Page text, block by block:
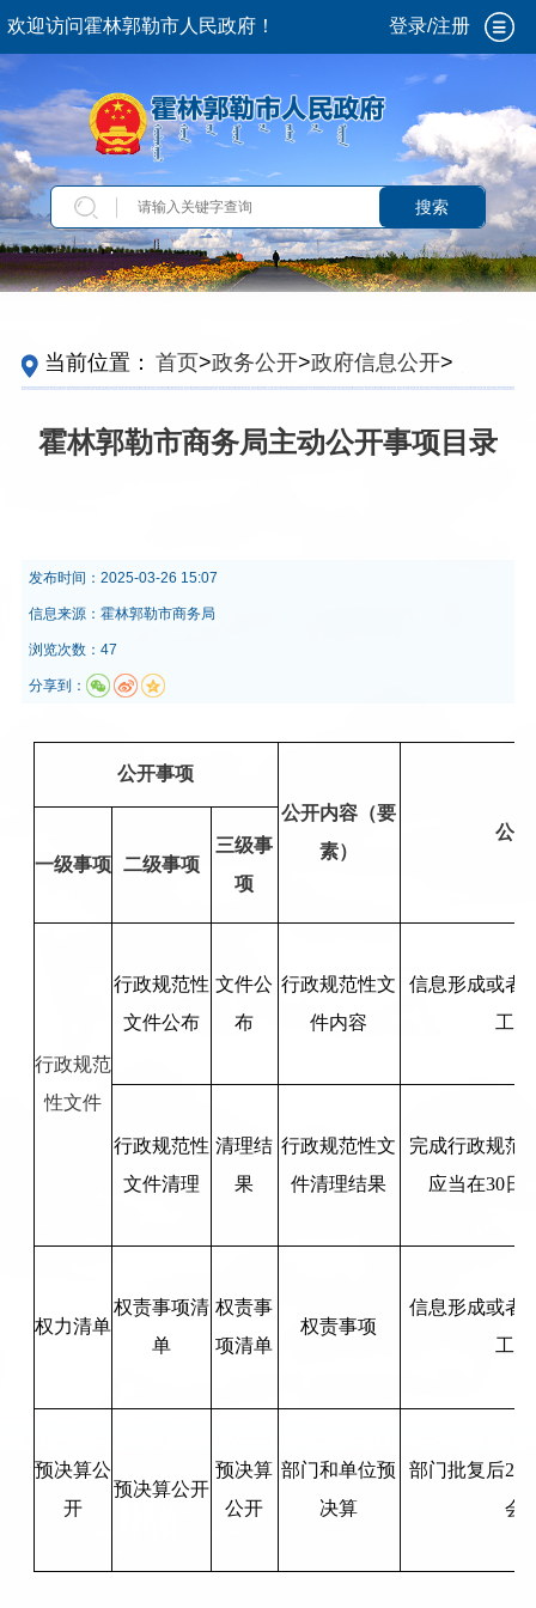
欢迎访问霍林郭勒市人民政府！ 登录/注册
搜索
当前位置： 首页>政务公开>政府信息公开>
定主动公开内容>主动公开事项目录>旗级部门
霍林郭勒市商务局主动公开事项目录
发布时间： 2025-03-26 15:07
信息来源： 霍林郭勒市商务局
浏览次数：47
分享到：
公开事项
公开内容（要
素）
公
一级事项 二级事项
三级事
项
行政规范
性文件
行政规范性
文件公布
文件公
布
行政规范性文
件内容
信息形成或者
工
行政规范性
文件清理
清理结
果
行政规范性文
件清理结果
完成行政规范
应当在30日
权力清单
权责事项清
单
权责事
项清单
权责事项
信息形成或者
工
预决算公
开
预决算公开
预决算
公开
部门和单位预
决算
部门批复后20
会